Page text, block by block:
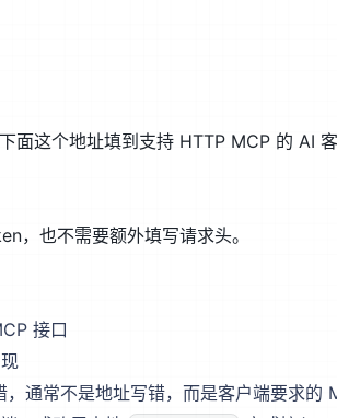
这个地址填到支持 HTTP MCP 的 AI 客
，也不需要额外填写请求头。
接口
通常不是地址写错，而是客户端要求的